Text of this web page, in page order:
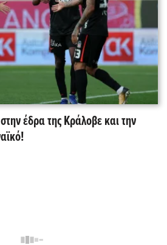
έδρα της Κράλοβε και την